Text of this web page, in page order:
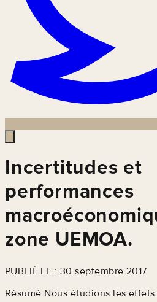
Incertitudes et
performances
zone UEMOA.
PUBLIÉ LE : 30 septembre 2017
Résumé Nous étudions les